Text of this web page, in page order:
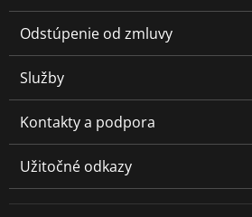
Odstúpenie od zmluvy
Služby
Kontakty a podpora
Užitočné odkazy